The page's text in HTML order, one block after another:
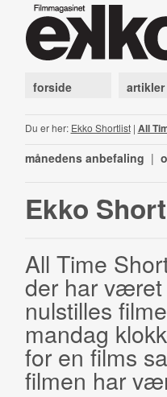
forside artikler
Du er her: Ekko Shortlist| All
månedens anbefaling |
Ekko
All Time
der har været
nulstilles
mandag
for en films
filmen har